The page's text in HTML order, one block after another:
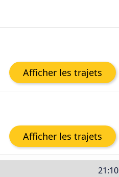
Afficher les trajets
Afficher les trajets
21:10